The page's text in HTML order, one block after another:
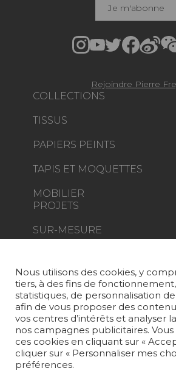
COLLECTIONS
TISSUS
PAPIERS PEINTS
TAPIS ET MOQUETTES
MOBILIER
PROJETS
SUR-MESURE
LA MAISON
OÙ NOUS TROUVER ?
Je m'abonne
Rejoindre Pierre
Nous utilisons des cookies, y
tiers, à des fins de fonctionnement,
statistiques, de personnalisation
afin de vous proposer des
vos centres d’intérêts et analyser
nos campagnes publicitaires.
ces cookies en cliquant sur «
cliquer sur « Personnaliser mes
préférences.